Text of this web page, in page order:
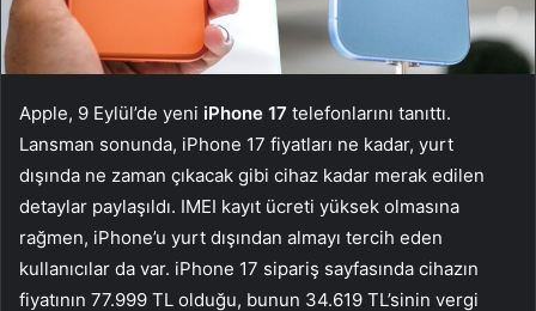
Apple, 9 Eylül’de yeni iPhone 17 telefonlarını tanıttı.
Lansman sonunda, iPhone 17 fiyatları ne kadar, yurt
dışında ne zaman çıkacak gibi cihaz kadar merak edilen
detaylar paylaşıldı. IMEI kayıt ücreti yüksek olmasına
rağmen, iPhone’u yurt dışından almayı tercih eden
kullanıcılar da var. iPhone 17 sipariş sayfasında cihazın
fiyatının 77.999 TL olduğu, bunun 34.619 TL’sinin vergi